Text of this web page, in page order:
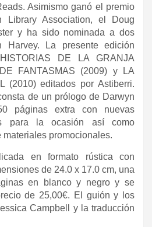
Asimismo ganó el premio
Library Association, el Doug
y ha sido nominada a dos
Harvey. La presente edición
DE LA GRANJA
FANTASMAS (2009) y LA
(2010) editados por Astiberri.
de un prólogo de Darwyn
páginas extra con nuevas
para la ocasión así como
materiales promocionales.
en formato rústica con
de 24.0 x 17.0 cm, una
en blanco y negro y se
de 25,00€. El guión y los
Campbell y la traducción